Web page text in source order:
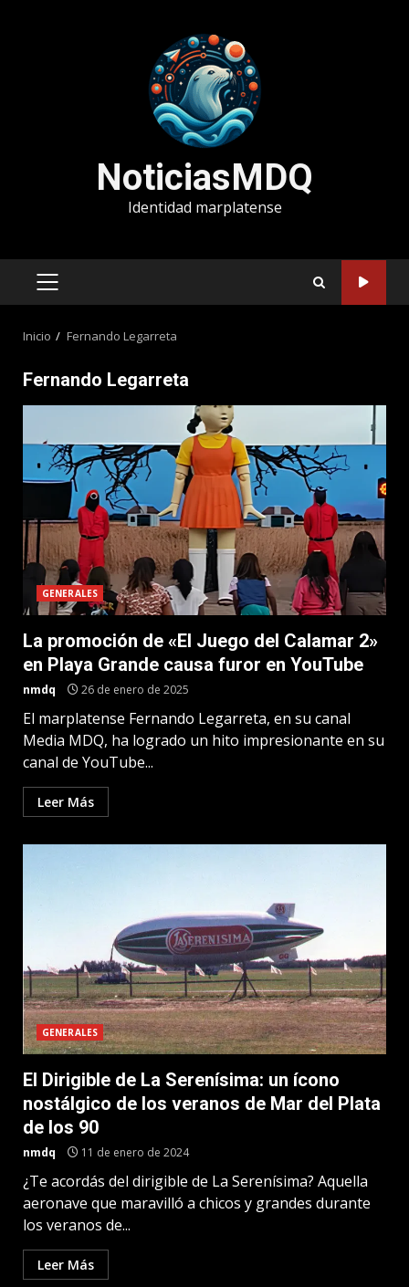
NoticiasMDQ
Identidad marplatense
MENÚ
Inicio Fernando Legarreta
Fernando Legarreta
GENERALES
La promoción de «El Juego del Calamar 2»
en Playa Grande causa furor en YouTube
nmdq 26 de enero de 2025
El marplatense Fernando Legarreta, en su canal
Media MDQ, ha logrado un hito impresionante en su
canal de YouTube...
Leer Más
GENERALES
El Dirigible de La Serenísima: un ícono
nostálgico de los veranos de Mar del Plata
de los 90
nmdq 11 de enero de 2024
¿Te acordás del dirigible de La Serenísima? Aquella
aeronave que maravilló a chicos y grandes durante
los veranos de...
Leer Más